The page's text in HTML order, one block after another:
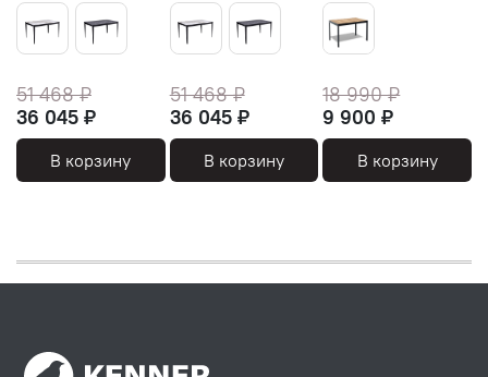
51 468 ₽
36 045 ₽
В корзину
51 468 ₽
36 045 ₽
В корзину
18 990 ₽
9 900 ₽
В корзину